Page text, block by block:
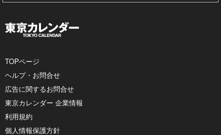
TOPページ
ヘルプ・お問合せ
広告に関するお問合せ
東京カレンダー 企業情報
利用規約
個人情報保護方針